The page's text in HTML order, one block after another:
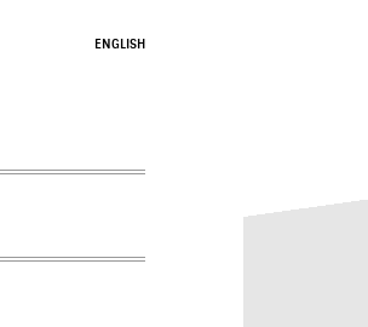
ENGLISH